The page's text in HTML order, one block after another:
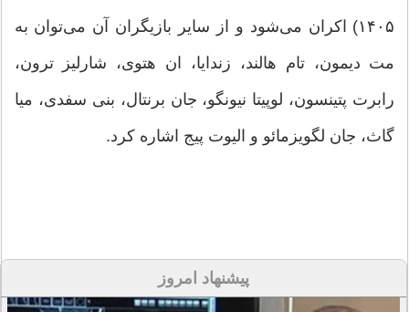
۱۴۰۵) اکران می‌شود و از سایر بازیگران آن می‌توان به
مت دیمون، تام هالند، زندایا، ان هتوی، شارلیز ترون،
رابرت پتینسون، لوپیتا نیونگو، جان برنتال، بنی سفدی، میا
گاث، جان لگویزمائو و الیوت پیج اشاره کرد.
پیشنهاد امروز